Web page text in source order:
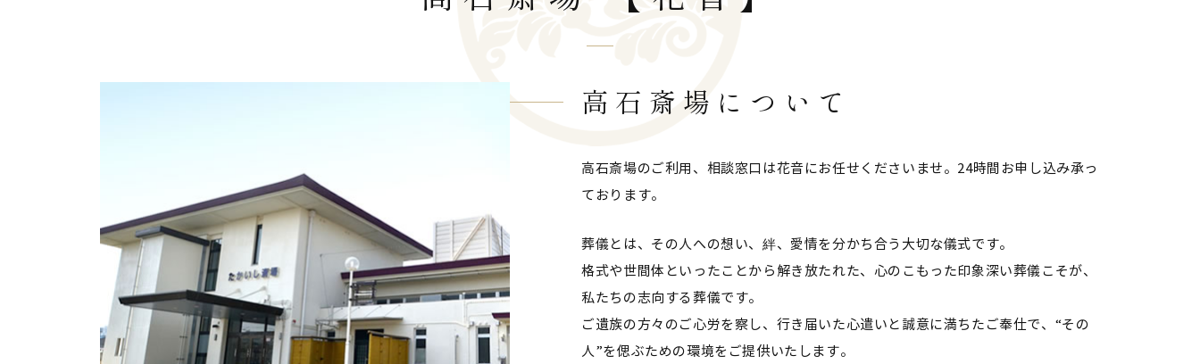
高石斎場について
高石斎場のご利用、相談窓口は花音にお任せくださいませ。24時間お申し込み承っ
ております。
葬儀とは、その人への想い、絆、愛情を分かち合う大切な儀式です。
格式や世間体といったことから解き放たれた、心のこもった印象深い葬儀こそが、
私たちの志向する葬儀です。
ご遺族の方々のご心労を察し、行き届いた心遣いと誠意に満ちたご奉仕で、“その
人”を偲ぶための環境をご提供いたします。